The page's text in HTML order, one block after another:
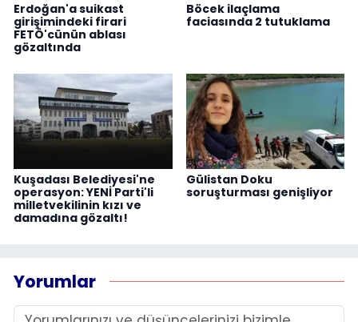
Erdoğan'a suikast
girişimindeki firari
FETÖ'cünün ablası
gözaltında
Böcek ilaçlama
faciasında 2 tutuklama
Kuşadası Belediyesi'ne
operasyon: YENİ Parti'li
milletvekilinin kızı ve
damadına gözaltı!
Gülistan Doku
soruşturması genişliyor
Yorumlar